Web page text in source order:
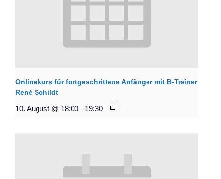
Onlinekurs für fortgeschrittene Anfänger mit B-Trainer
René Schildt
10. August @ 18:00 - 19:30